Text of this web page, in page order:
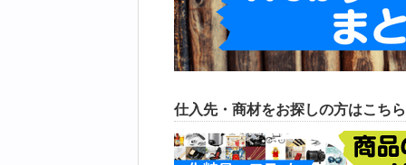
仕入先・商材をお探しの方はこち